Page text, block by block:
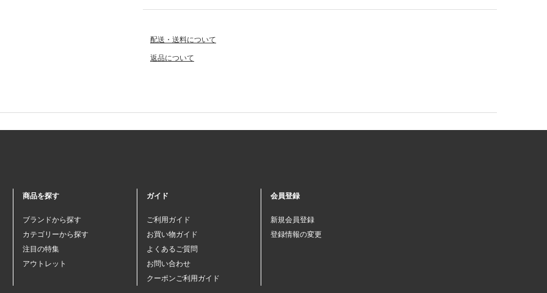
配送・送料について
返品について
商品を探す
ブランドから探す
カテゴリーから探す
注目の特集
アウトレット
ガイド
ご利用ガイド
お買い物ガイド
よくあるご質問
お問い合わせ
クーポンご利用ガイド
会員登録
新規会員登録
登録情報の変更